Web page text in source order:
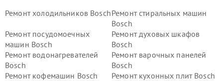
Ремонт холодильников BoschРемонт стиральных машин
Bosch
Ремонт посудомоечных
машин Bosch
Ремонт духовых шкафов
Bosch
Ремонт водонагревателей
Bosch
Ремонт варочных панелей
Bosch
Ремонт кофемашин Bosch
Ремонт кухонных плит Bosch